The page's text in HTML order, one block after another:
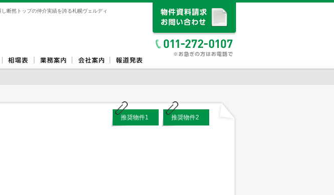
断然トップの仲介実績を誇る札幌ヴェルディ
推奨物件1 推奨物件2